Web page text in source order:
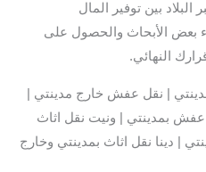
بين توفير المال
بعض الأبحاث والحصول على
النهائي.
| نقل عفش خارج مدينتي |
بمدينتي | ونيت نقل اثاث
| دينا نقل اثاث بمدينتي وخارج